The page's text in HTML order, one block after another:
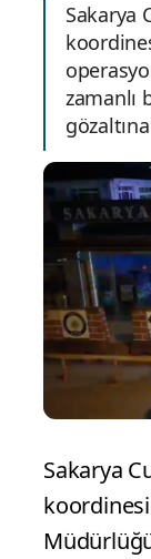
Sakarya
zamanlı
Sakarya